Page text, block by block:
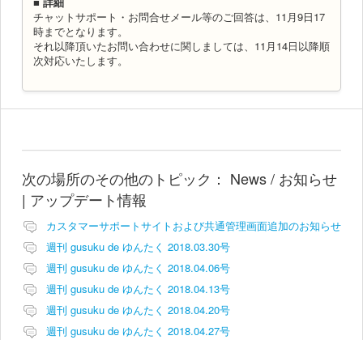
チャットサポート・お問合せメール等のご回答は、11月9日17
時までとなります。
それ以降頂いたお問い合わせに関しましては、11月14日以降順
次対応いたします。
次の場所のその他のトピック： News / お知らせ
| アップデート情報
カスタマーサポートサイトおよび共通管理画面追加のお知らせ
週刊 gusuku de ゆんたく 2018.03.30号
週刊 gusuku de ゆんたく 2018.04.06号
週刊 gusuku de ゆんたく 2018.04.13号
週刊 gusuku de ゆんたく 2018.04.20号
週刊 gusuku de ゆんたく 2018.04.27号